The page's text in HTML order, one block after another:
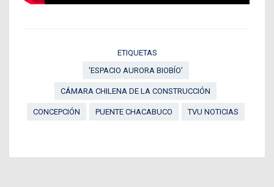
ETIQUETAS
'ESPACIO AURORA BIOBÍO'
CÁMARA CHILENA DE LA CONSTRUCCIÓN
CONCEPCIÓN PUENTE CHACABUCO TVU NOTICIAS